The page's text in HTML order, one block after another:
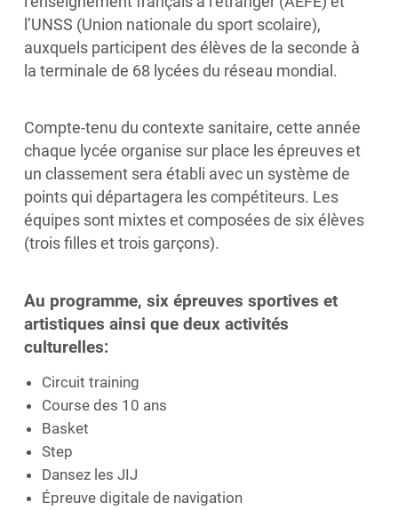
l’UNSS (Union nationale du sport scolaire),
auxquels participent des élèves de la seconde à
la terminale de 68 lycées du réseau mondial.
Compte-tenu du contexte sanitaire, cette année
chaque lycée organise sur place les épreuves et
un classement sera établi avec un système de
points qui départagera les compétiteurs. Les
équipes sont mixtes et composées de six élèves
(trois filles et trois garçons).
Au programme, six épreuves sportives et
artistiques ainsi que deux activités
culturelles:
Circuit training
Course des 10 ans
Basket
Step
Dansez les JIJ
Épreuve digitale de navigation